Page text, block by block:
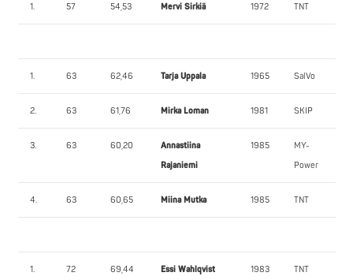
1. 57 54,53 Mervi Sirkiä 1972 TNT
1. 63 62,46 Tarja Uppala 1965 SalVo
2. 63 61,76 Mirka Loman 1981 SKIP
3. 63 60,20
Annastiina
Rajaniemi
1985
MY-
Power
4. 63 60,65 Miina Mutka 1985 TNT
1. 72 69,44 Essi Wahlqvist 1983 TNT